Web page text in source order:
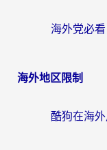
海外地区限制